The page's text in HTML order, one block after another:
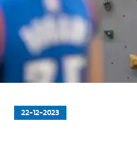
22-12-2023